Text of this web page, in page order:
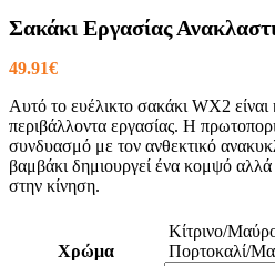
Σακάκι Εργασίας
49.91€
Αυτό το ευέλικτο σακάκι WX2 είναι
περιβάλλοντα εργασίας. Η
συνδυασμό με τον ανθεκτικό
βαμβάκι δημιουργεί ένα κομψό
στην κίνηση.
Χρώμα
Κίτρινο/
Πορτοκαλί/